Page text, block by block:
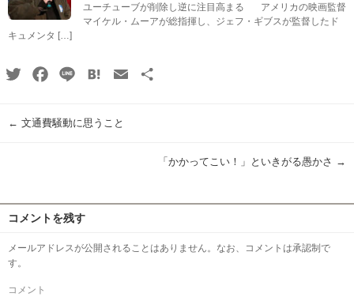
ユーチューブが削除し逆に注目高まる アメリカの映画監督
マイケル・ムーアが総指揮し、ジェフ・ギブスが監督したド
キュメンタ […]
TwitterFacebook
Line HatenaEmail
← 文通費騒動に思うこと
「かかってこい！」といきがる愚かさ →
コメントを残す
メールアドレスが公開されることはありません。なお、コメントは承認制で
す。
コメント